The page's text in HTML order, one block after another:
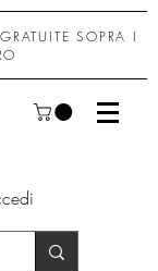
SOPRA I